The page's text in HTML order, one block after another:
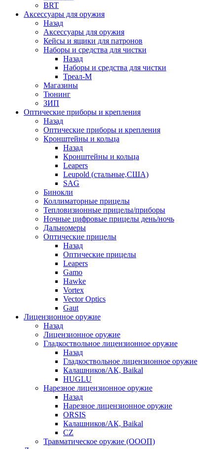
BRT
Аксессуары для оружия
Назад
Аксессуары для оружия
Кейсы и ящики для патронов
Наборы и средства для чистки
Назад
Наборы и средства для чистки
Треал-М
Магазины
Тюнинг
ЗИП
Оптические приборы и крепления
Назад
Оптические приборы и крепления
Кронштейны и кольца
Назад
Кронштейны и кольца
Leapers
Leupold (стальные,США)
SAG
Бинокли
Коллиматорные прицелы
Тепловизионные прицелы/приборы
Ночные цифровые прицелы день/ночь
Дальномеры
Оптические прицелы
Назад
Оптические прицелы
Leapers
Gamo
Hawke
Vortex
Vector Optics
Gaut
Лицензионное оружие
Назад
Лицензионное оружие
Гладкоствольное лицензионное оружие
Назад
Гладкоствольное лицензионное оружие
Калашников/АК, Baikal
HUGLU
Нарезное лицензионное оружие
Назад
Нарезное лицензионное оружие
ORSIS
Калашников/АК, Baikal
CZ
Травматическое оружие (ОООП)